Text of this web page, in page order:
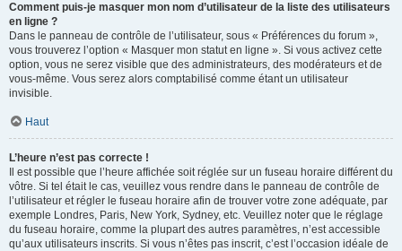
Comment puis-je masquer mon nom d’utilisateur de la liste des utilisateurs
en ligne ?
Dans le panneau de contrôle de l’utilisateur, sous « Préférences du forum »,
vous trouverez l’option « Masquer mon statut en ligne ». Si vous activez cette
option, vous ne serez visible que des administrateurs, des modérateurs et de
vous-même. Vous serez alors comptabilisé comme étant un utilisateur
invisible.
Haut
L’heure n’est pas correcte !
Il est possible que l’heure affichée soit réglée sur un fuseau horaire différent du
vôtre. Si tel était le cas, veuillez vous rendre dans le panneau de contrôle de
l’utilisateur et régler le fuseau horaire afin de trouver votre zone adéquate, par
exemple Londres, Paris, New York, Sydney, etc. Veuillez noter que le réglage
du fuseau horaire, comme la plupart des autres paramètres, n’est accessible
qu’aux utilisateurs inscrits. Si vous n’êtes pas inscrit, c’est l’occasion idéale de